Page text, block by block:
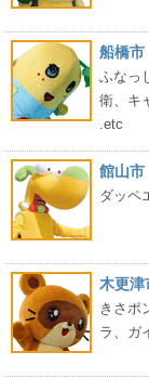
船橋市
ふなっ
衛、キ
.etc
館山市
ダッペ
木更津
きさポ
ラ、ガ